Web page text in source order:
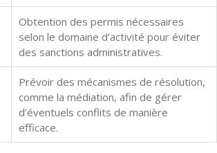
Obtention des permis nécessaires
selon le domaine d’activité pour éviter
des sanctions administratives.
Prévoir des mécanismes de résolution,
comme la médiation, afin de gérer
d’éventuels conflits de manière
efficace.